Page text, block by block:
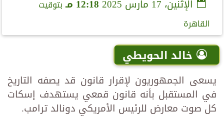
الإثنين، 17 مارس 2025 12:18 مـ
بتوقيت
القاهرة
خالد الحويطي
يسعى الجمهوريون لإقرار قانون قد يصفه التاريخ
في المستقبل بأنه قانون قمعي يستهدف إسكات
كل صوت معارض للرئيس الأمريكي دونالد ترامب.